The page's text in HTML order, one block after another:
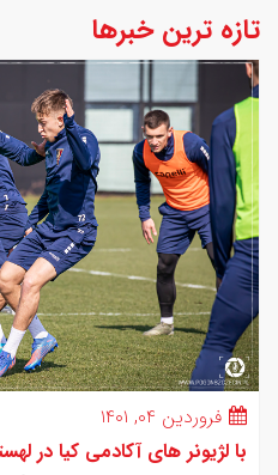
تازه ترین خبرها
فروردین ۰۴, ۱۴۰۱
با لژیونر های آکادمی کیا در